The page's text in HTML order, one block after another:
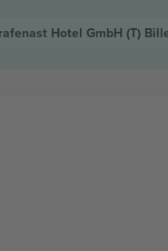
Hotel GmbH (T)